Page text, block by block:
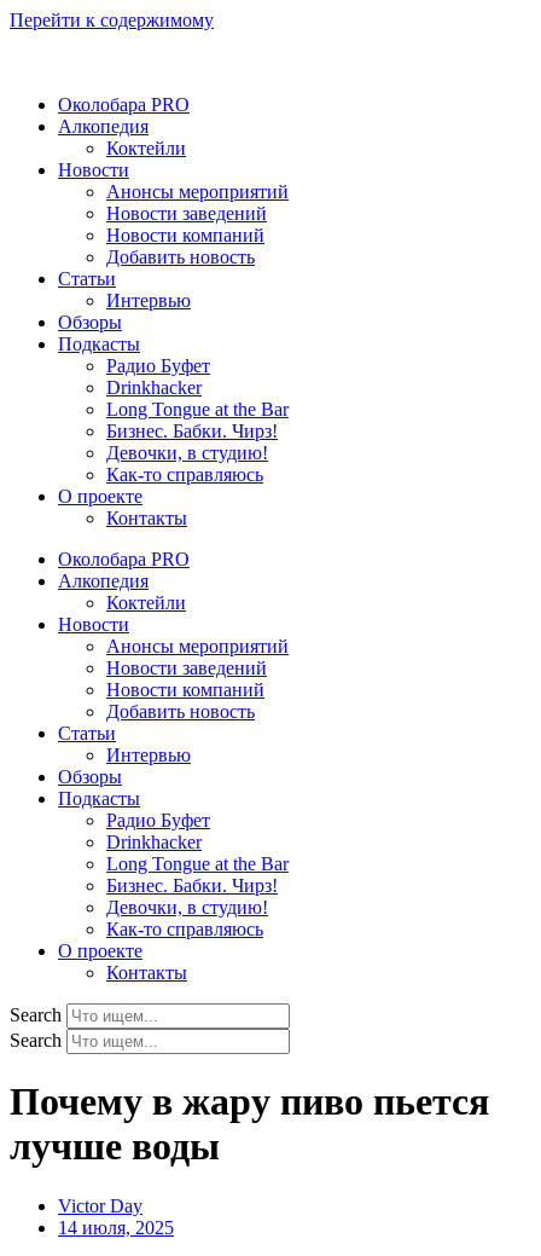
Перейти к содержимому
Околобара PRO
Алкопедия
Коктейли
Новости
Анонсы мероприятий
Новости заведений
Новости компаний
Добавить новость
Статьи
Интервью
Обзоры
Подкасты
Радио Буфет
Drinkhacker
Long Tongue at the Bar
Бизнес. Бабки. Чирз!
Девочки, в студию!
Как-то справляюсь
О проекте
Контакты
Околобара PRO
Алкопедия
Коктейли
Новости
Анонсы мероприятий
Новости заведений
Новости компаний
Добавить новость
Статьи
Интервью
Обзоры
Подкасты
Радио Буфет
Drinkhacker
Long Tongue at the Bar
Бизнес. Бабки. Чирз!
Девочки, в студию!
Как-то справляюсь
О проекте
Контакты
Search
Search
Почему в жару пиво пьется
лучше воды
Victor Day
14 июля, 2025